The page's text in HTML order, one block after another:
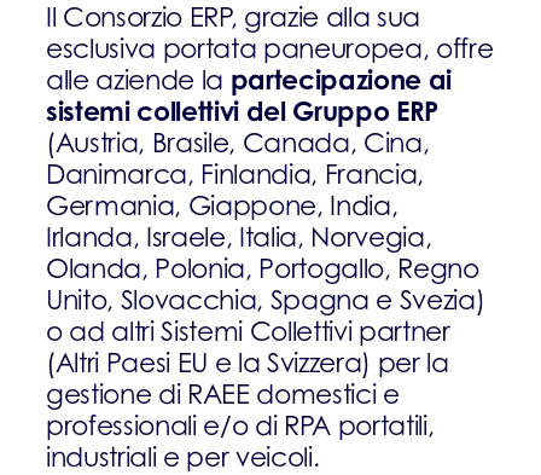
Il Consorzio ERP, grazie alla sua
esclusiva portata paneuropea, offre
alle aziende la partecipazione ai
sistemi collettivi del Gruppo ERP
(Austria, Brasile, Canada, Cina,
Danimarca, Finlandia, Francia,
Germania, Giappone, India,
Irlanda, Israele, Italia, Norvegia,
Olanda, Polonia, Portogallo, Regno
Unito, Slovacchia, Spagna e Svezia)
o ad altri Sistemi Collettivi partner
(Altri Paesi EU e la Svizzera) per la
gestione di RAEE domestici e
professionali e/o di RPA portatili,
industriali e per veicoli.